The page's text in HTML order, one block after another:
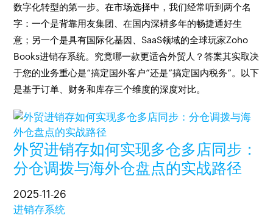
数字化转型的第一步。在市场选择中，我们经常听到两个名
字：一个是背靠用友集团、在国内深耕多年的畅捷通好生
意；另一个是具有国际化基因、SaaS领域的全球玩家Zoho
Books进销存系统。究竟哪一款更适合外贸人？答案其实取决
于您的业务重心是“搞定国外客户”还是“搞定国内税务”。以下
是基于订单、财务和库存三个维度的深度对比。
外贸进销存如何实现多仓多店同步：
分仓调拨与海外仓盘点的实战路径
2025-11-26
进销存系统